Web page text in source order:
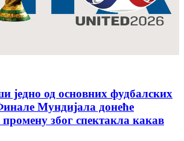
од основних фудбалских
Мундијала донеће
промену због спектакла какав